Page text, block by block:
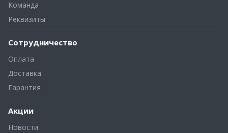
Команда
Реквизиты
Сотрудничество
Оплата
Доставка
Гарантия
Акции
Новости